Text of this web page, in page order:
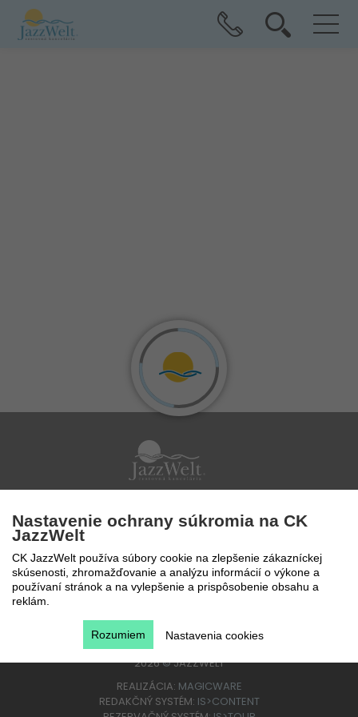
Po - Pi 9 - 17 hod
0850 777 888
2026©JAZZWELT
REALIZÁCIA: MAGICWARE
REDAKČNÝ SYSTÉM: IS>CONTENT
Nastavenie ochrany súkromia na CK
JazzWelt
CK JazzWelt používa súbory cookie na zlepšenie zákazníckej
skúsenosti, zhromažďovanie a analýzu informácií o výkone a
používaní stránok a na vylepšenie a prispôsobenie obsahu a
reklám.
Nastavenia cookies
Rozumiem